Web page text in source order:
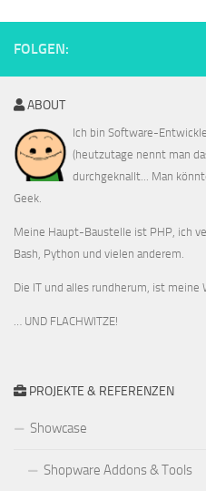
FOLGEN:
ABOUT
Ich bin Software-
(heutzutage nennt man
durchgeknallt... Man
Geek.
Meine Haupt-Baustelle ist PHP, ich
Bash, Python und vielen anderem.
Die IT und alles rundherum, ist meine
… UND FLACHWITZE!
PROJEKTE & REFERENZEN
Showcase
Shopware Addons & Tools